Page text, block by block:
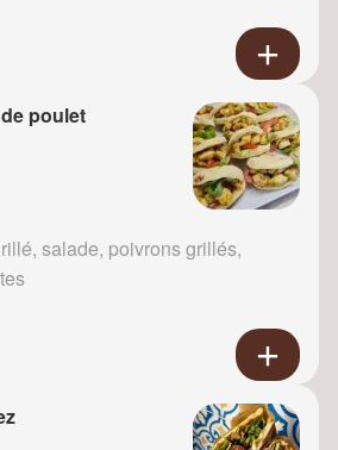
poulet
salade, poivrons grillés,